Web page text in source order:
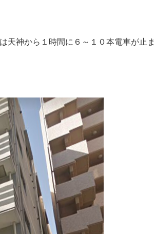
神から１時間に６～１０本電車が止ま